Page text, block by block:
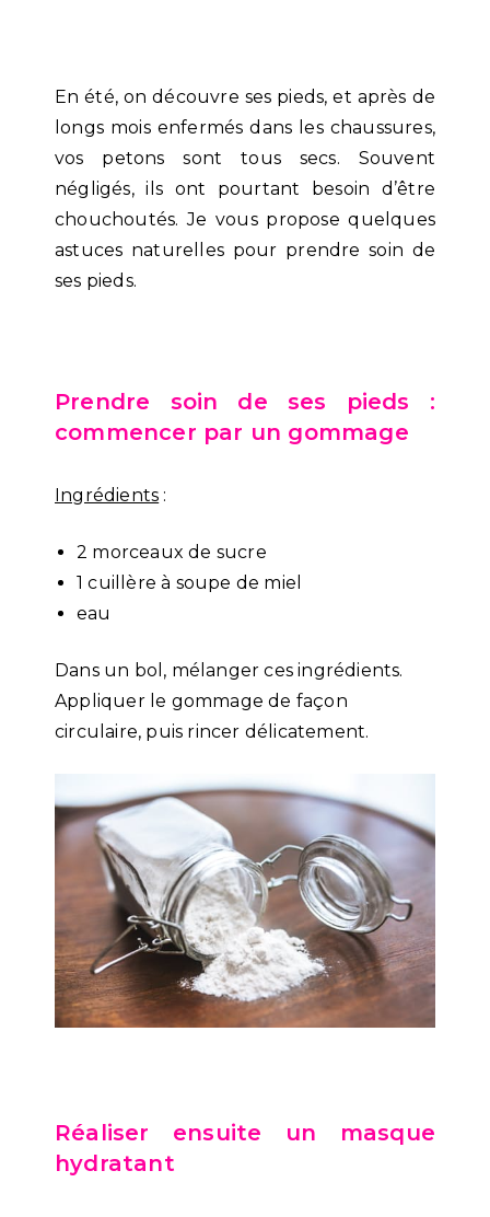
En été, on découvre ses pieds, et après de
longs mois enfermés dans les chaussures,
vos petons sont tous secs. Souvent
négligés, ils ont pourtant besoin d’être
chouchoutés. Je vous propose quelques
astuces naturelles pour prendre soin de
ses pieds.
Prendre soin de ses pieds :
commencer par un gommage
Ingrédients :
2 morceaux de sucre
1 cuillère à soupe de miel
eau
Dans un bol, mélanger ces ingrédients.
Appliquer le gommage de façon
circulaire, puis rincer délicatement.
Réaliser ensuite un masque
hydratant